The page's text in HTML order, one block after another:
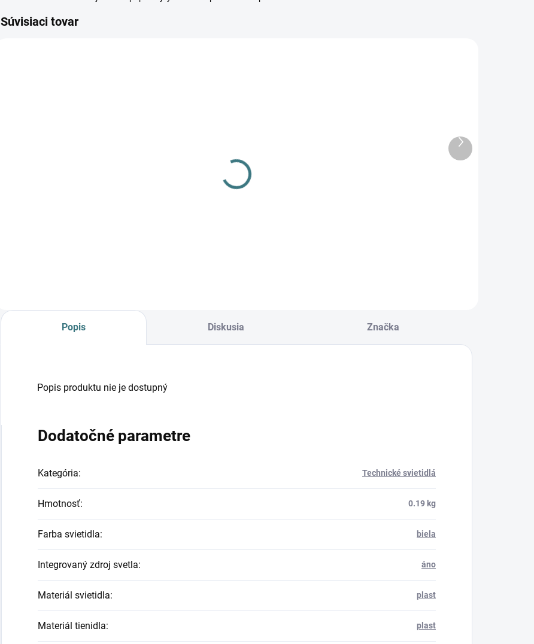
Súvisiaci tovar
SKLADOM U
DODÁVATEĽA
Ďalší
produkt
Popis Diskusia Značka
Popis produktu nie je dostupný
Dodatočné parametre
Kategória: Technické svietidlá
Hmotnosť: 0.19 kg
Farba svietidla: biela
Integrovaný zdroj svetla: áno
Materiál svietidla: plast
Materiál tienidla: plast